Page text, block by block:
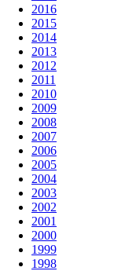
2016
2015
2014
2013
2012
2011
2010
2009
2008
2007
2006
2005
2004
2003
2002
2001
2000
1999
1998